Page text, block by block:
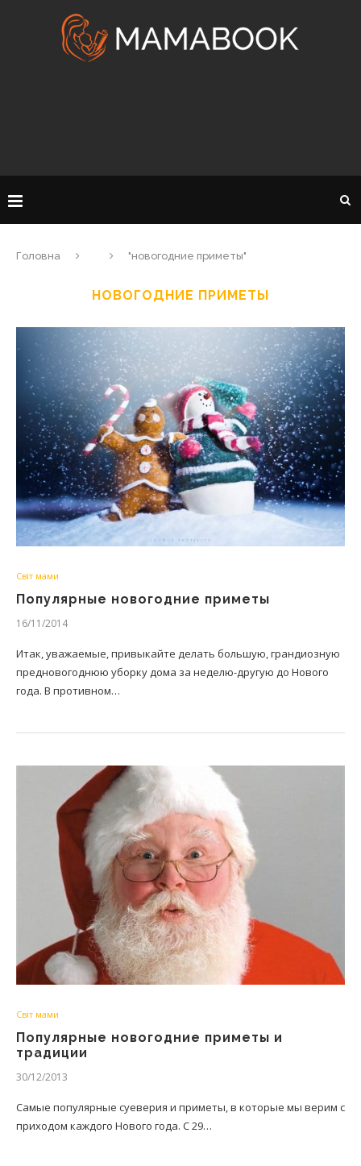
Головна "новогодние приметы"
НОВОГОДНИЕ ПРИМЕТЫ
Світ мами
Популярные новогодние приметы
16/11/2014
Итак, уважаемые, привыкайте делать большую, грандиозную
предновогоднюю уборку дома за неделю-другую до Нового
года. В противном…
Світ мами
Популярные новогодние приметы и
традиции
30/12/2013
Самые популярные суеверия и приметы, в которые мы верим с
приходом каждого Нового года. С 29…